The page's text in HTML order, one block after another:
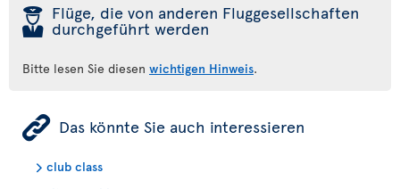
þ Flüge, die von anderen Fluggesellschaften
durchgeführt werden
Bitte lesen Sie diesen wichtigen Hinweis.
ÿ Das könnte Sie auch interessieren
club class